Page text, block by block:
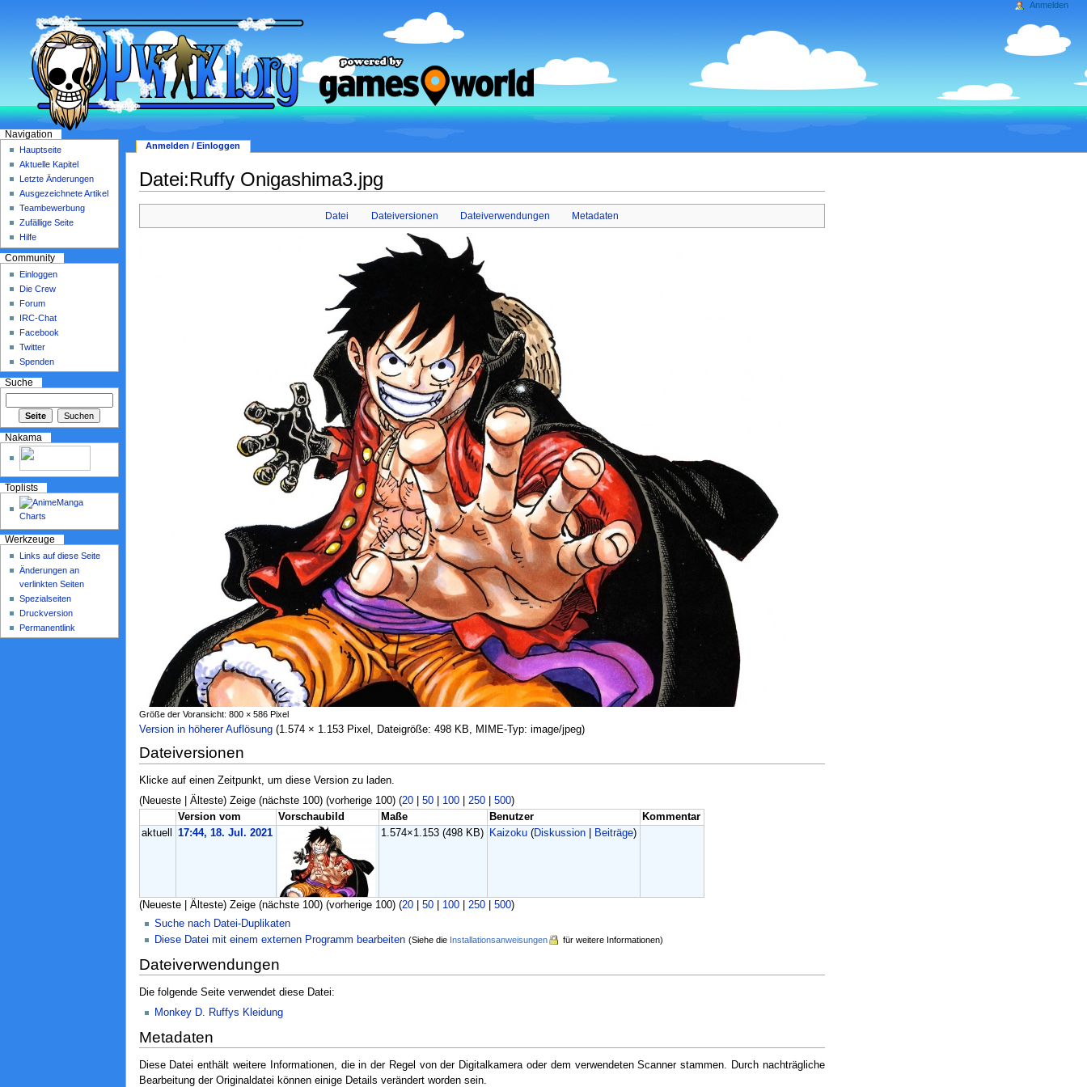
Datei:Ruffy Onigashima3.jpg
Datei Dateiversionen Dateiverwendungen Metadaten
Größe der Voransicht: 800 × 586 Pixel
Version in höherer Auflösung‎ (1.574 × 1.153 Pixel, Dateigröße: 498 KB, MIME-Typ: image/jpeg)
Dateiversionen
Klicke auf einen Zeitpunkt, um diese Version zu laden.
(Neueste | Älteste) Zeige (nächste 100) (vorherige 100) (20| 50| 100| 250| 500)
Version vom
Vorschaubild Maße Benutzer
Kommentar
aktuell
17:44, 18. Jul. 2021 1.574×1.153(498 KB) Kaizoku (Diskussion Beiträge)
(Neueste | Älteste) Zeige (nächste 100) (vorherige 100) (20| 50| 100| 250| 500)
Suche nach Datei-Duplikaten
Diese Datei mit einem externen Programm bearbeiten (Siehe die Installationsanweisungen für weitere Informationen)
Dateiverwendungen
Die folgende Seite verwendet diese Datei:
Monkey D. Ruffys Kleidung
Metadaten
Diese Datei enthält weitere Informationen, die in der Regel von der Digitalkamera oder dem verwendeten Scanner stammen. Durch nachträgliche
Bearbeitung der Originaldatei können einige Details verändert worden sein.
Anmelden / Einloggen
Anmelden
Navigation
Hauptseite
Aktuelle Kapitel
Letzte Änderungen
Ausgezeichnete Artikel
Teambewerbung
Zufällige Seite
Hilfe
Community
Einloggen
Die Crew
Forum
IRC-Chat
Facebook
Twitter
Spenden
Suche
Nakama
Toplists
Werkzeuge
Links auf diese Seite
Änderungen an
verlinkten Seiten
Spezialseiten
Druckversion
Permanentlink